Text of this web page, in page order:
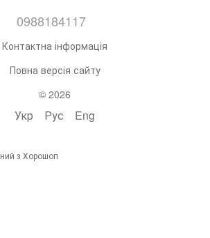
0988184117
Контактна інформація
Повна версія сайту
© 2026
Укр Рус Eng
з Хорошоп